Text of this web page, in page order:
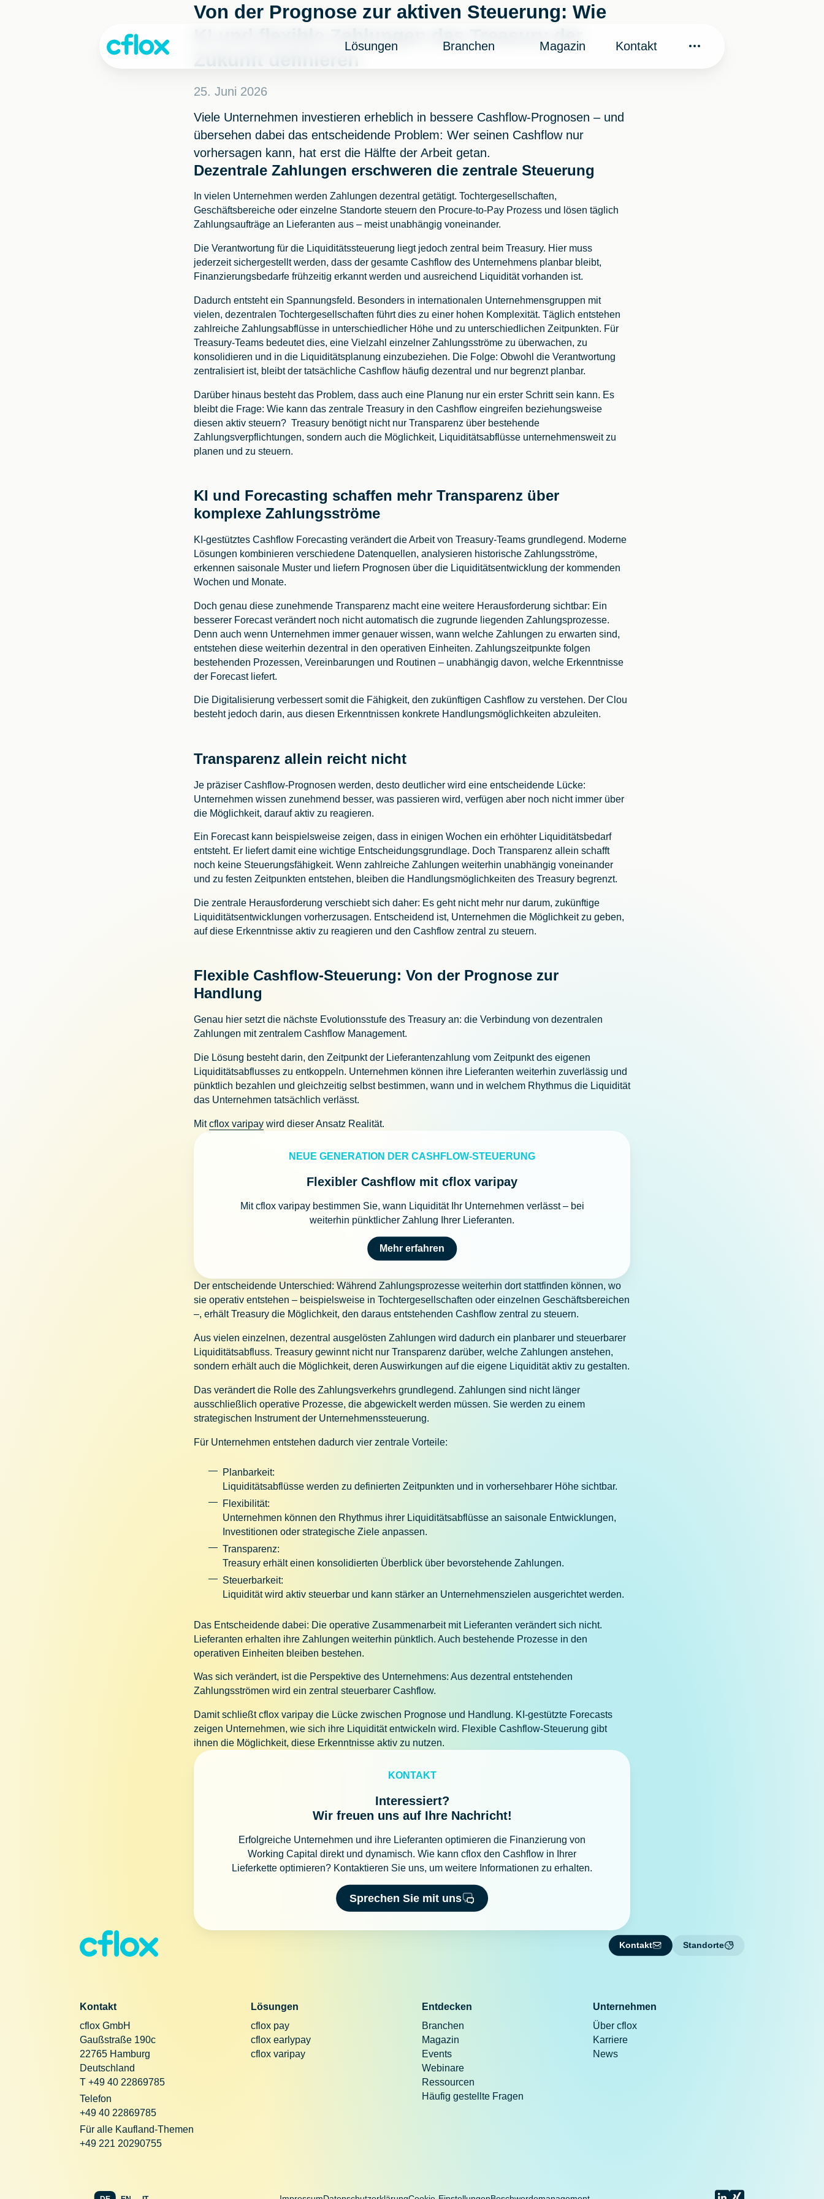
Lösungen Branchen Magazin Kontakt
Von der Prognose zur aktiven Steuerung: Wie
KI und flexible Zahlungen das Treasury der
25. Juni 2026
Viele Unternehmen investieren erheblich in bessere Cashflow-Prognosen – und
übersehen dabei das entscheidende Problem: Wer seinen Cashflow nur
vorhersagen kann, hat erst die Hälfte der Arbeit getan.
Dezentrale Zahlungen erschweren die zentrale Steuerung
In vielen Unternehmen werden Zahlungen dezentral getätigt. Tochtergesellschaften,
Geschäftsbereiche oder einzelne Standorte steuern den Procure-to-Pay Prozess und lösen täglich
Zahlungsaufträge an Lieferanten aus – meist unabhängig voneinander.
Die Verantwortung für die Liquiditätssteuerung liegt jedoch zentral beim Treasury. Hier muss
jederzeit sichergestellt werden, dass der gesamte Cashflow des Unternehmens planbar bleibt,
Finanzierungsbedarfe frühzeitig erkannt werden und ausreichend Liquidität vorhanden ist.
Dadurch entsteht ein Spannungsfeld. Besonders in internationalen Unternehmensgruppen mit
vielen, dezentralen Tochtergesellschaften führt dies zu einer hohen Komplexität. Täglich entstehen
zahlreiche Zahlungsabflüsse in unterschiedlicher Höhe und zu unterschiedlichen Zeitpunkten. Für
Treasury-Teams bedeutet dies, eine Vielzahl einzelner Zahlungsströme zu überwachen, zu
konsolidieren und in die Liquiditätsplanung einzubeziehen. Die Folge: Obwohl die Verantwortung
zentralisiert ist, bleibt der tatsächliche Cashflow häufig dezentral und nur begrenzt planbar.
Darüber hinaus besteht das Problem, dass auch eine Planung nur ein erster Schritt sein kann. Es
bleibt die Frage: Wie kann das zentrale Treasury in den Cashflow eingreifen beziehungsweise
diesen aktiv steuern? Treasury benötigt nicht nur Transparenz über bestehende
Zahlungsverpflichtungen, sondern auch die Möglichkeit, Liquiditätsabflüsse unternehmensweit zu
planen und zu steuern.
KI und Forecasting schaffen mehr Transparenz über
komplexe Zahlungsströme
KI-gestütztes Cashflow Forecasting verändert die Arbeit von Treasury-Teams grundlegend. Moderne
Lösungen kombinieren verschiedene Datenquellen, analysieren historische Zahlungsströme,
erkennen saisonale Muster und liefern Prognosen über die Liquiditätsentwicklung der kommenden
Wochen und Monate.
Doch genau diese zunehmende Transparenz macht eine weitere Herausforderung sichtbar: Ein
besserer Forecast verändert noch nicht automatisch die zugrunde liegenden Zahlungsprozesse.
Denn auch wenn Unternehmen immer genauer wissen, wann welche Zahlungen zu erwarten sind,
entstehen diese weiterhin dezentral in den operativen Einheiten. Zahlungszeitpunkte folgen
bestehenden Prozessen, Vereinbarungen und Routinen – unabhängig davon, welche Erkenntnisse
der Forecast liefert.
Die Digitalisierung verbessert somit die Fähigkeit, den zukünftigen Cashflow zu verstehen. Der Clou
besteht jedoch darin, aus diesen Erkenntnissen konkrete Handlungsmöglichkeiten abzuleiten.
Transparenz allein reicht nicht
Je präziser Cashflow-Prognosen werden, desto deutlicher wird eine entscheidende Lücke:
Unternehmen wissen zunehmend besser, was passieren wird, verfügen aber noch nicht immer über
die Möglichkeit, darauf aktiv zu reagieren.
Ein Forecast kann beispielsweise zeigen, dass in einigen Wochen ein erhöhter Liquiditätsbedarf
entsteht. Er liefert damit eine wichtige Entscheidungsgrundlage. Doch Transparenz allein schafft
noch keine Steuerungsfähigkeit. Wenn zahlreiche Zahlungen weiterhin unabhängig voneinander
und zu festen Zeitpunkten entstehen, bleiben die Handlungsmöglichkeiten des Treasury begrenzt.
Die zentrale Herausforderung verschiebt sich daher: Es geht nicht mehr nur darum, zukünftige
Liquiditätsentwicklungen vorherzusagen. Entscheidend ist, Unternehmen die Möglichkeit zu geben,
auf diese Erkenntnisse aktiv zu reagieren und den Cashflow zentral zu steuern.
Flexible Cashflow-Steuerung: Von der Prognose zur
Handlung
Genau hier setzt die nächste Evolutionsstufe des Treasury an: die Verbindung von dezentralen
Zahlungen mit zentralem Cashflow Management.
Die Lösung besteht darin, den Zeitpunkt der Lieferantenzahlung vom Zeitpunkt des eigenen
Liquiditätsabflusses zu entkoppeln. Unternehmen können ihre Lieferanten weiterhin zuverlässig und
pünktlich bezahlen und gleichzeitig selbst bestimmen, wann und in welchem Rhythmus die Liquidität
das Unternehmen tatsächlich verlässt.
Mitcflox varipaywird dieser Ansatz Realität.
NEUE GENERATION DER CASHFLOW-STEUERUNG
Flexibler Cashflow mit cflox varipay
Mit cflox varipay bestimmen Sie, wann Liquidität Ihr Unternehmen verlässt – bei
weiterhin pünktlicher Zahlung Ihrer Lieferanten.
Mehr erfahren
Der entscheidende Unterschied: Während Zahlungsprozesse weiterhin dort stattfinden können, wo
sie operativ entstehen – beispielsweise in Tochtergesellschaften oder einzelnen Geschäftsbereichen
–, erhält Treasury die Möglichkeit, den daraus entstehenden Cashflow zentral zu steuern.
Aus vielen einzelnen, dezentral ausgelösten Zahlungen wird dadurch ein planbarer und steuerbarer
Liquiditätsabfluss. Treasury gewinnt nicht nur Transparenz darüber, welche Zahlungen anstehen,
sondern erhält auch die Möglichkeit, deren Auswirkungen auf die eigene Liquidität aktiv zu gestalten.
Das verändert die Rolle des Zahlungsverkehrs grundlegend. Zahlungen sind nicht länger
ausschließlich operative Prozesse, die abgewickelt werden müssen. Sie werden zu einem
strategischen Instrument der Unternehmenssteuerung.
Für Unternehmen entstehen dadurch vier zentrale Vorteile:
Planbarkeit:
Liquiditätsabflüsse werden zu definierten Zeitpunkten und in vorhersehbarer Höhe sichtbar.
Flexibilität:
Unternehmen können den Rhythmus ihrer Liquiditätsabflüsse an saisonale Entwicklungen,
Investitionen oder strategische Ziele anpassen.
Transparenz:
Treasury erhält einen konsolidierten Überblick über bevorstehende Zahlungen.
Steuerbarkeit:
Liquidität wird aktiv steuerbar und kann stärker an Unternehmenszielen ausgerichtet werden.
Das Entscheidende dabei: Die operative Zusammenarbeit mit Lieferanten verändert sich nicht.
Lieferanten erhalten ihre Zahlungen weiterhin pünktlich. Auch bestehende Prozesse in den
operativen Einheiten bleiben bestehen.
Was sich verändert, ist die Perspektive des Unternehmens: Aus dezentral entstehenden
Zahlungsströmen wird ein zentral steuerbarer Cashflow.
Damit schließt cflox varipay die Lücke zwischen Prognose und Handlung. KI-gestützte Forecasts
zeigen Unternehmen, wie sich ihre Liquidität entwickeln wird. Flexible Cashflow-Steuerung gibt
ihnen die Möglichkeit, diese Erkenntnisse aktiv zu nutzen.
KONTAKT
Interessiert?
Wir freuen uns auf Ihre Nachricht!
Erfolgreiche Unternehmen und ihre Lieferanten optimieren die Finanzierung von
Working Capital direkt und dynamisch. Wie kann cflox den Cashflow in Ihrer
Lieferkette optimieren? Kontaktieren Sie uns, um weitere Informationen zu erhalten.
Sprechen Sie mit uns
Kontakt Standorte
Kontakt
cflox GmbH
Gaußstraße 190c
22765 Hamburg
Deutschland
T +49 40 22869785
Telefon
+49 40 22869785
Für alle Kaufland-Themen
+49 221 20290755
Lösungen
cflox pay
cflox earlypay
cflox varipay
Entdecken
Branchen
Magazin
Events
Webinare
Ressourcen
Häufig gestellte Fragen
Unternehmen
Über cflox
Karriere
News